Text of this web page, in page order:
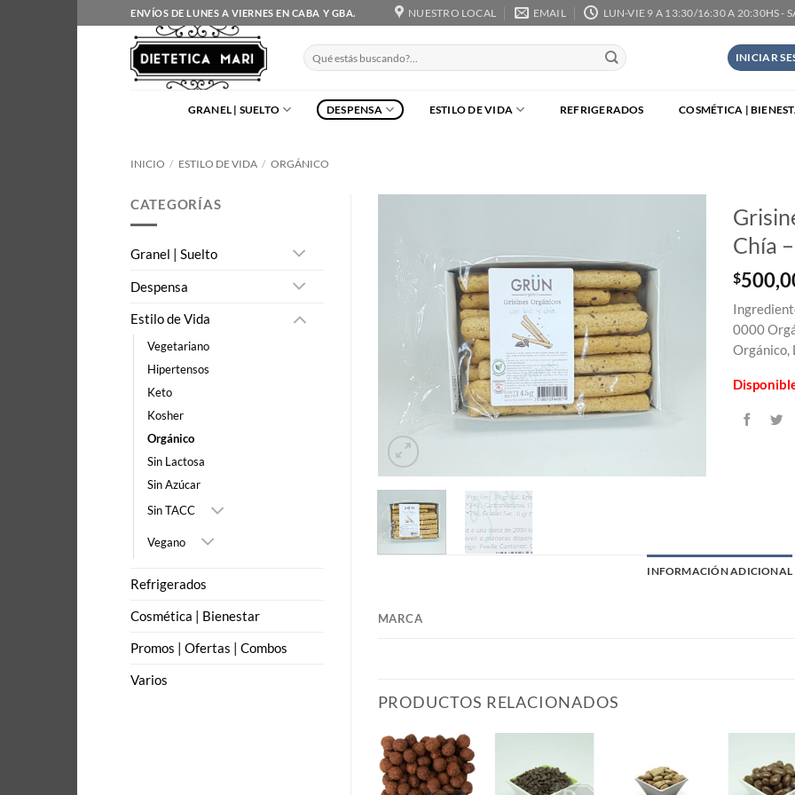
al
contenido
ENVÍOS DE LUNES A VIERNES EN CABA Y GBA. NUESTRO LOCAL EMAIL LUN-VIE 9 A 13:30/16:30 A 20:30HS -
Buscar
por:
INICIAR
GRANEL | SUELTO DESPENSA ESTILO DE VIDA REFRIGERADOS COSMÉTICA |
INICIO / ESTILO DE VIDA / ORGÁNICO
CATEGORÍAS
Granel | Suelto
Despensa
Estilo de Vida
Vegetariano
Hipertensos
Keto
Kosher
Orgánico
Sin Lactosa
Sin Azúcar
Sin TACC
Vegano
Refrigerados
Cosmética | Bienestar
Promos | Ofertas | Combos
Varios
Chía
$
0000
Orgánico,
INFORMACIÓN ADICIONAL
MARCA
PRODUCTOS RELACIONADOS